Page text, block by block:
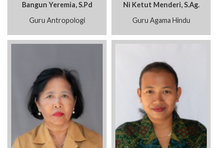
Bangun Yeremia, S.Pd
Guru Antropologi
Ni Ketut Menderi, S.Ag.
Guru Agama Hindu